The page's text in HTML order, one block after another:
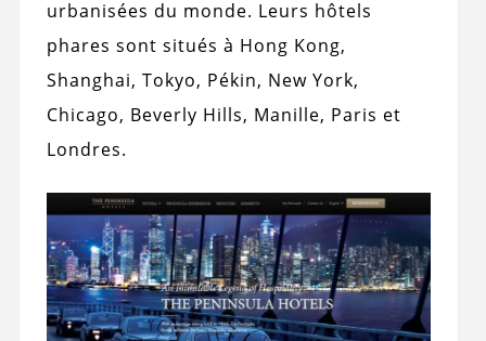
urbanisées du monde. Leurs hôtels
phares sont situés à Hong Kong,
Shanghai, Tokyo, Pékin, New York,
Chicago, Beverly Hills, Manille, Paris et
Londres.